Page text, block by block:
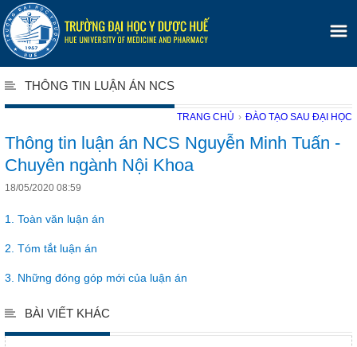
THÔNG TIN LUẬN ÁN NCS
TRANG CHỦ › ĐÀO TẠO SAU ĐẠI HỌC
Thông tin luận án NCS Nguyễn Minh Tuấn -
Chuyên ngành Nội Khoa
18/05/2020 08:59
1. Toàn văn luận án
2. Tóm tắt luận án
3. Những đóng góp mới của luận án
BÀI VIẾT KHÁC